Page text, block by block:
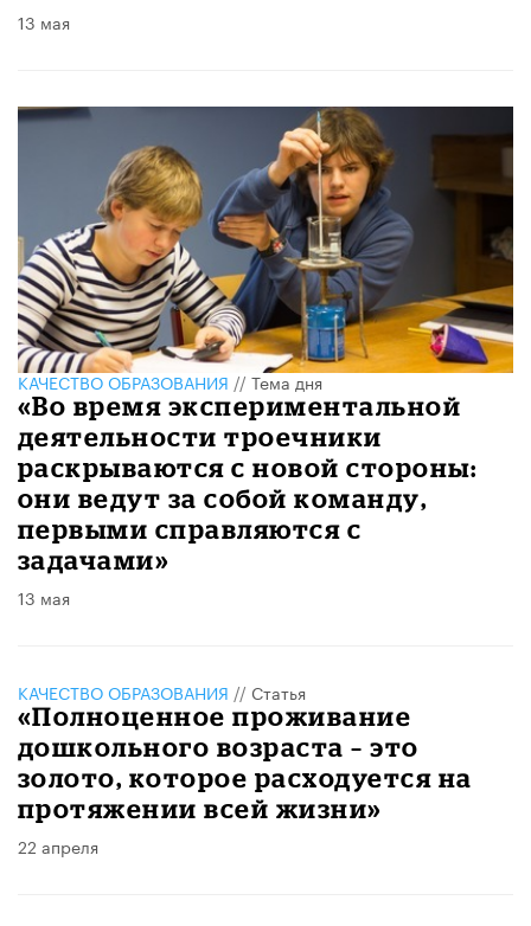
13 мая
КАЧЕСТВО ОБРАЗОВАНИЯ // Тема дня
​«Во время экспериментальной
деятельности троечники
раскрываются с новой стороны:
они ведут за собой команду,
первыми справляются с
задачами»
13 мая
КАЧЕСТВО ОБРАЗОВАНИЯ // Статья
«Полноценное проживание
дошкольного возраста – это
золото, которое расходуется на
протяжении всей жизни»
22 апреля